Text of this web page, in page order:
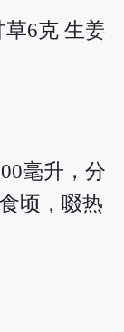
6克 生姜
毫升，分
顷，啜热